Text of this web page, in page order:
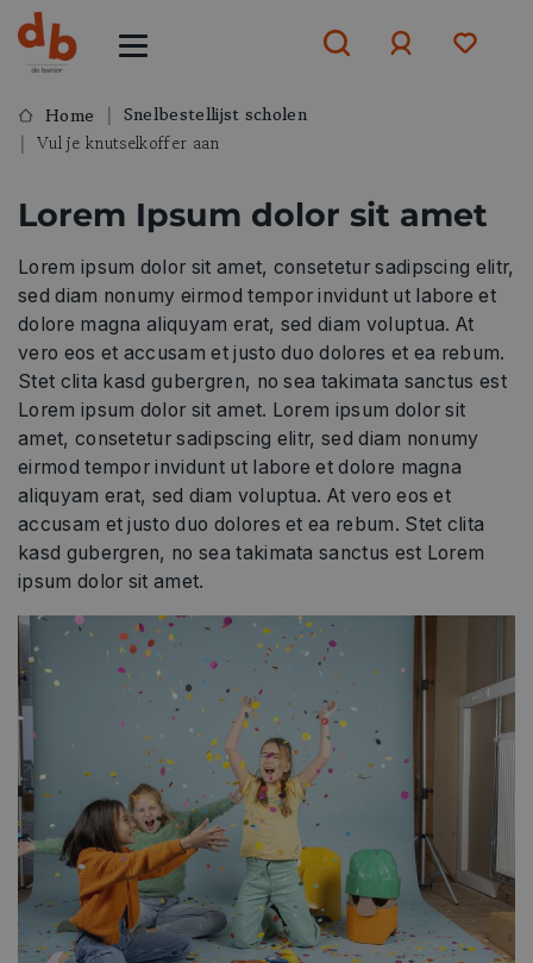
of aanmelden
Home
Snelbestellijst scholen
Vul je knutselkoffer aan
Lorem Ipsum dolor sit amet
Lorem ipsum dolor sit amet, consetetur sadipscing elitr,
sed diam nonumy eirmod tempor invidunt ut labore et
dolore magna aliquyam erat, sed diam voluptua. At
vero eos et accusam et justo duo dolores et ea rebum.
Stet clita kasd gubergren, no sea takimata sanctus est
Lorem ipsum dolor sit amet. Lorem ipsum dolor sit
amet, consetetur sadipscing elitr, sed diam nonumy
eirmod tempor invidunt ut labore et dolore magna
aliquyam erat, sed diam voluptua. At vero eos et
accusam et justo duo dolores et ea rebum. Stet clita
kasd gubergren, no sea takimata sanctus est Lorem
ipsum dolor sit amet.